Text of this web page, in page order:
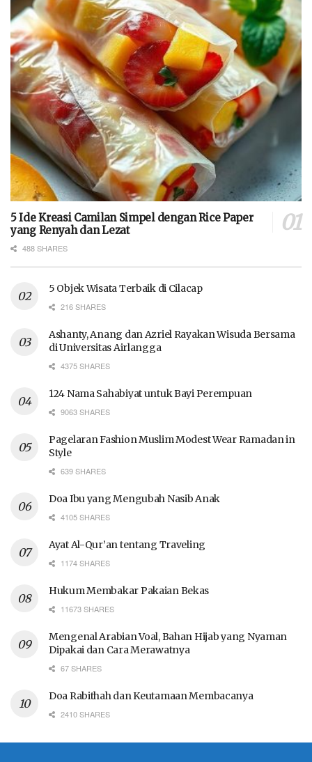
5 Ide Kreasi Camilan Simpel dengan Rice Paper
yang Renyah dan Lezat
488 SHARES
5 Objek Wisata Terbaik di Cilacap
216 SHARES
Ashanty, Anang dan Azriel Rayakan Wisuda Bersama
di Universitas Airlangga
4375 SHARES
124 Nama Sahabiyat untuk Bayi Perempuan
9063 SHARES
Pagelaran Fashion Muslim Modest Wear Ramadan in
Style
639 SHARES
Doa Ibu yang Mengubah Nasib Anak
4105 SHARES
Ayat Al-Qur’an tentang Traveling
1174 SHARES
Hukum Membakar Pakaian Bekas
11673 SHARES
Mengenal Arabian Voal, Bahan Hijab yang Nyaman
Dipakai dan Cara Merawatnya
67 SHARES
Doa Rabithah dan Keutamaan Membacanya
2410 SHARES